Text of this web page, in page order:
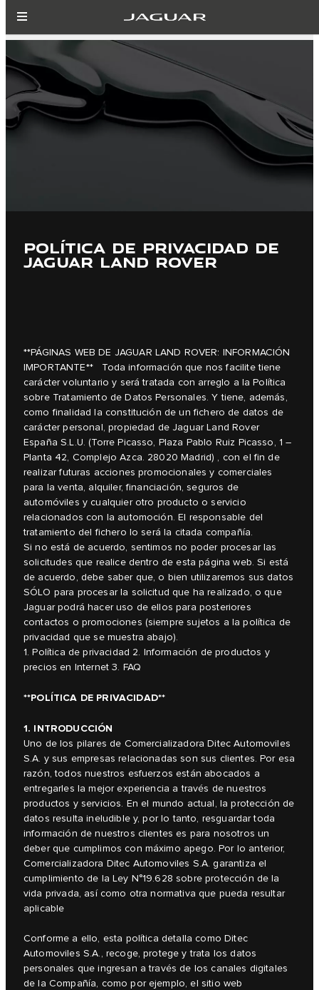
POLÍTICA DE PRIVACIDAD DE
JAGUAR LAND ROVER
**PÁGINAS WEB DE JAGUAR LAND ROVER: INFORMACIÓN
IMPORTANTE** Toda información que nos facilite tiene
carácter voluntario y será tratada con arreglo a la Política
sobre Tratamiento de Datos Personales. Y tiene, además,
como finalidad la constitución de un fichero de datos de
carácter personal, propiedad de Jaguar Land Rover
España S.L.U. (Torre Picasso, Plaza Pablo Ruiz Picasso, 1 –
Planta 42, Complejo Azca. 28020 Madrid) , con el fin de
realizar futuras acciones promocionales y comerciales
para la venta, alquiler, financiación, seguros de
automóviles y cualquier otro producto o servicio
relacionados con la automoción. El responsable del
tratamiento del fichero lo será la citada compañía.
Si no está de acuerdo, sentimos no poder procesar las
solicitudes que realice dentro de esta página web. Si está
de acuerdo, debe saber que, o bien utilizaremos sus datos
SÓLO para procesar la solicitud que ha realizado, o que
Jaguar podrá hacer uso de ellos para posteriores
contactos o promociones (siempre sujetos a la política de
privacidad que se muestra abajo).
1. Política de privacidad 2. Información de productos y
precios en Internet 3. FAQ
**POLÍTICA DE PRIVACIDAD**
1. INTRODUCCIÓN
Uno de los pilares de Comercializadora Ditec Automoviles
S.A. y sus empresas relacionadas son sus clientes. Por esa
razón, todos nuestros esfuerzos están abocados a
entregarles la mejor experiencia a través de nuestros
productos y servicios. En el mundo actual, la protección de
datos resulta ineludible y, por lo tanto, resguardar toda
información de nuestros clientes es para nosotros un
deber que cumplimos con máximo apego. Por lo anterior,
Comercializadora Ditec Automoviles S.A. garantiza el
cumplimiento de la Ley N°19.628 sobre protección de la
vida privada, así como otra normativa que pueda resultar
aplicable
Conforme a ello, esta política detalla como Ditec
Automoviles S.A., recoge, protege y trata los datos
personales que ingresan a través de los canales digitales
de la Compañía, como por ejemplo, el sitio web